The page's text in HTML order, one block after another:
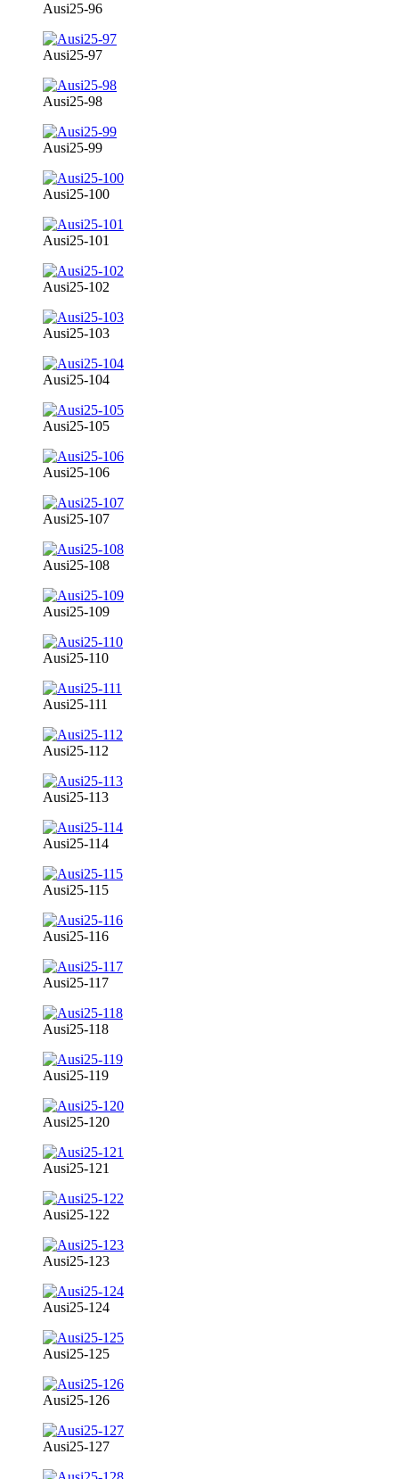
Ausi25-96
Ausi25-97
Ausi25-98
Ausi25-99
Ausi25-100
Ausi25-101
Ausi25-102
Ausi25-103
Ausi25-104
Ausi25-105
Ausi25-106
Ausi25-107
Ausi25-108
Ausi25-109
Ausi25-110
Ausi25-111
Ausi25-112
Ausi25-113
Ausi25-114
Ausi25-115
Ausi25-116
Ausi25-117
Ausi25-118
Ausi25-119
Ausi25-120
Ausi25-121
Ausi25-122
Ausi25-123
Ausi25-124
Ausi25-125
Ausi25-126
Ausi25-127